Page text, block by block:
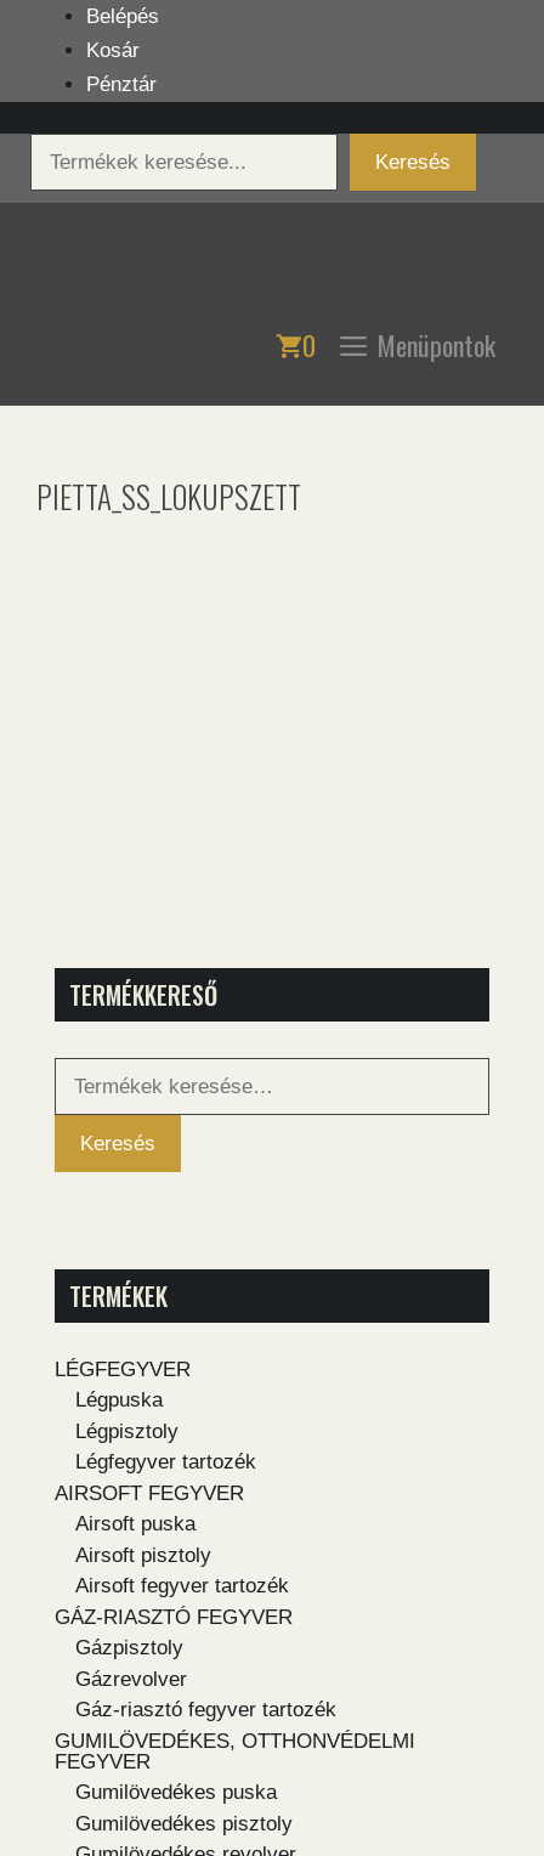
tartalomba
Belépés
Kosár
Pénztár
Keresés
Keresés
0 Menüpontok
PIETTA_SS_LOKUPSZETT
TERMÉKKERESŐ
Keresés
Keresés
TERMÉKEK
LÉGFEGYVER
Légpuska
Légpisztoly
Légfegyver tartozék
AIRSOFT FEGYVER
Airsoft puska
Airsoft pisztoly
Airsoft fegyver tartozék
GÁZ-RIASZTÓ FEGYVER
Gázpisztoly
Gázrevolver
Gáz-riasztó fegyver tartozék
GUMILÖVEDÉKES, OTTHONVÉDELMI
FEGYVER
Gumilövedékes puska
Gumilövedékes pisztoly